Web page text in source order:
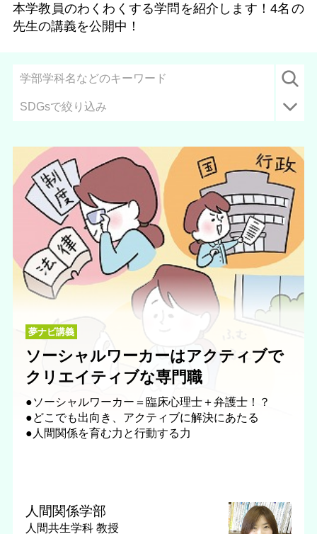
本学教員のわくわくする学問を紹介します！4名 の
先生の講義を公開中！
SDGsで絞り込み
夢ナビ講義
ソーシャルワーカーはアクティブで
クリエイティブな専門職
●ソーシャルワーカー＝臨床心理士＋弁護士！？
●どこでも出向き、アクティブに解決にあたる
●人間関係を育む力と行動する力
人間関係学部
人間共生学科 教授